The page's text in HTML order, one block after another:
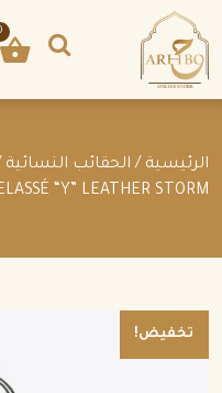
الرئيسية / الحقائب النسائية
“Y” LEATHER STORM
تخفيض!